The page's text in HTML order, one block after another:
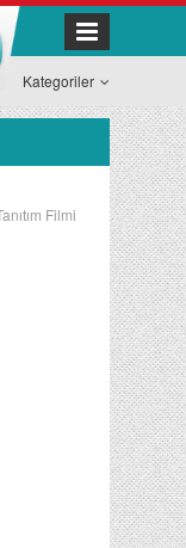
Kategoriler
Filmi